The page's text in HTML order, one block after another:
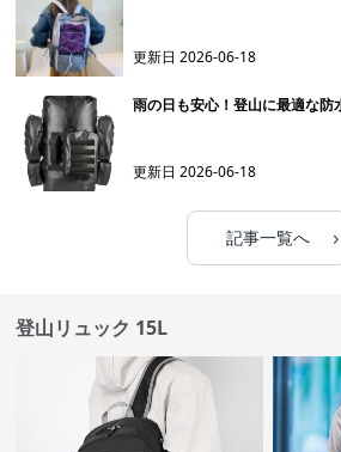
更新日2026-06-18
雨の日も安心！登山に最適な防
更新日2026-06-18
記事一覧へ ›
登山リュック 15L